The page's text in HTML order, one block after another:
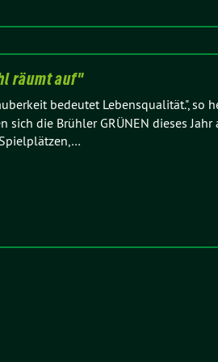
räumt auf"
bedeutet Lebensqualität.", so
sich die Brühler GRÜNEN dieses